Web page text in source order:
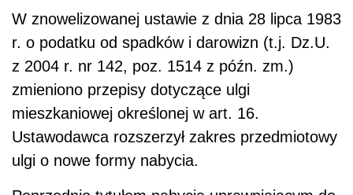
W znowelizowanej ustawie z dnia 28 lipca 1983
r. o podatku od spadków i darowizn (t.j. Dz.U.
z 2004 r. nr 142, poz. 1514 z późn. zm.)
zmieniono przepisy dotyczące ulgi
mieszkaniowej określonej w art. 16.
Ustawodawca rozszerzył zakres przedmiotowy
ulgi o nowe formy nabycia.